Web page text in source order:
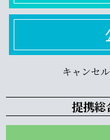
キャンセ
提携総